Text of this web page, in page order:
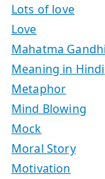
Lots of love
Love
Mahatma Gandhi
Meaning in Hindi
Metaphor
Mind Blowing
Mock
Moral Story
Motivation